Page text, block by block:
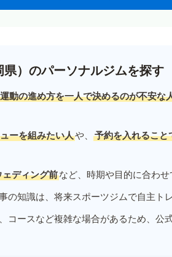
県）のパーソナルジムを探す
運動の進め方を一人で決めるのが不安な
ーを組みたい人や、 予約を入れること
ェディング前など、時期や目的に合わせ
の知識は、将来スポーツジムで自主ト
コースなど複雑な場合があるため、公